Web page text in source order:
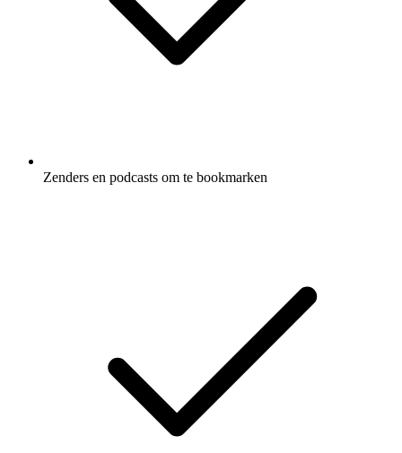
Zenders en podcasts om te bookmarken